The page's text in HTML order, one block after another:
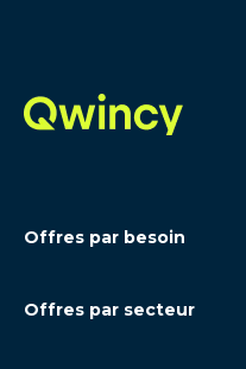
Offres par besoin
Renfort opérationnel
Offres par secteur